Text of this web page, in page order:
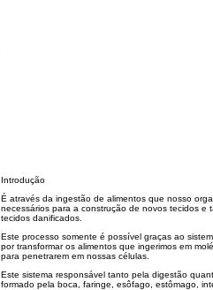
Introdução
É através da ingestão de alimentos que nosso
necessários para a construção de novos tecidos e
tecidos danificados.
Este processo somente é possível graças ao
por transformar os alimentos que ingerimos em
para penetrarem em nossas células.
Este sistema responsável tanto pela digestão
formado pela boca, faringe, esôfago, estômago,